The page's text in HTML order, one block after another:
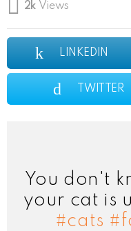
2k Views
LINKEDIN
TWITTER
You don't
your cat is
#cats